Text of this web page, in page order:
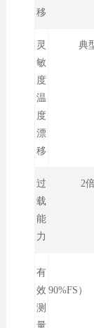
移
灵
敏
度
温
度
漂
移
典
过
载
能
力
2
有
效
测
量